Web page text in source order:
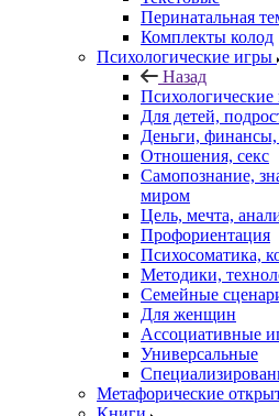
Перинатальная
Комплекты колод
Психологические игры
Назад
Для детей,
Деньги,
Отношения, секс
Самопознание,
миром
Цель, мечта,
Профориентация
Психосоматика,
Методики,
Семейные
Для женщин
Ассоциативные
Универсальные
Метафорические